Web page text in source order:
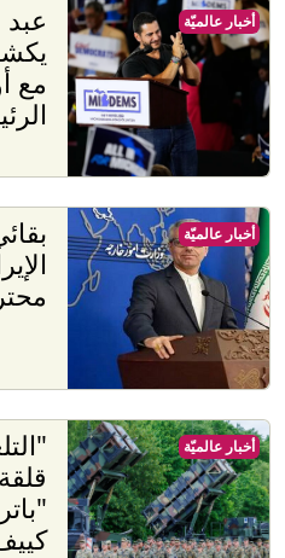
مع
أخبار عالميّة
أخبار عالميّة
أخبار عالميّة